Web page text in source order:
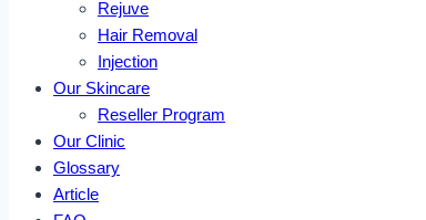
Rejuve
Hair Removal
Injection
Our Skincare
Reseller Program
Our Clinic
Glossary
Article